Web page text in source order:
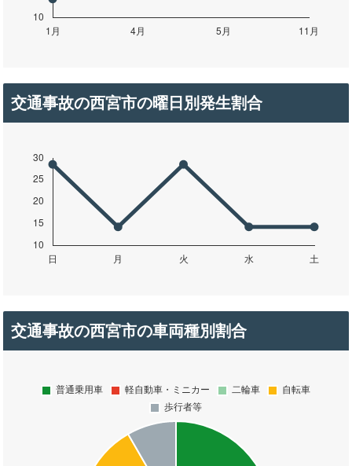
交通事故の西宮市の曜日別発生割合
交通事故の西宮市の車両種別割合